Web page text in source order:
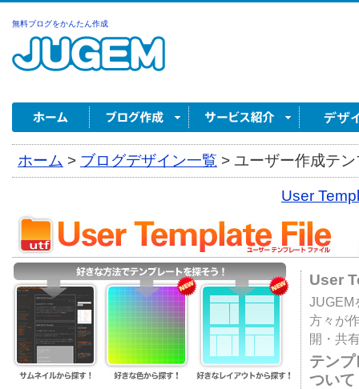
無料ブログをかんたん作成
ホーム > ブログデザイン一覧 > ユーザー作成テ
User
User
JUGEM
方々が
開・共
テン
ついて